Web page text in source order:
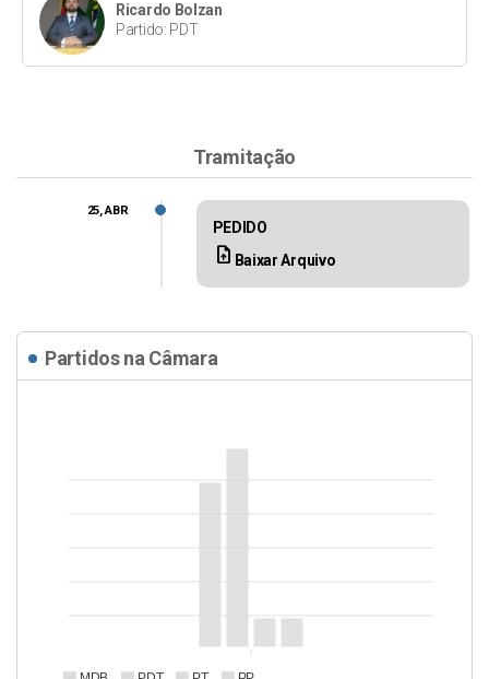
Ricardo Bolzan
Partido: PDT
Tramitação
PEDIDO
upload_file Baixar Arquivo
25, ABR
Partidos na Câmara